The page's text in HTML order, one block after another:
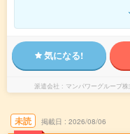
気になる!
派遣会社 マンパワーグループ
未読 掲載日 2026/08/06